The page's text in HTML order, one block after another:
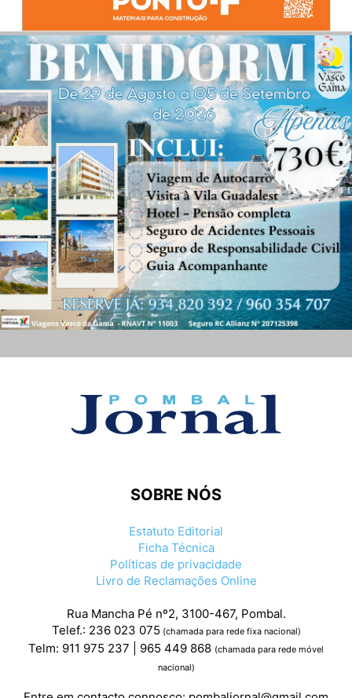
SOBRE NÓS
Estatuto Editorial
Ficha Técnica
Políticas de privacidade
Livro de Reclamações Online
Rua Mancha Pé nº2, 3100-467, Pombal.
Telef.: 236 023 075 (chamada para rede fixa nacional)
Telm: 911 975 237 | 965 449 868 (chamada para rede móvel
nacional)